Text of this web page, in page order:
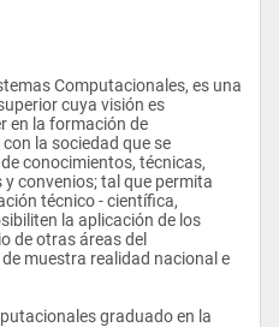
cuya visión es
en la formación de
la sociedad que se
conocimientos, técnicas,
convenios; tal que permita
técnico - científica,
la aplicación de los
de otras áreas del
muestra realidad nacional e